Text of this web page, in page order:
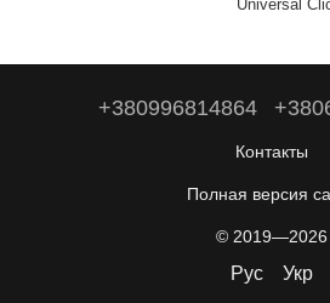
Universal
+380996814864
Контакты
Полная версия
© 2019—2026
Рус Укр